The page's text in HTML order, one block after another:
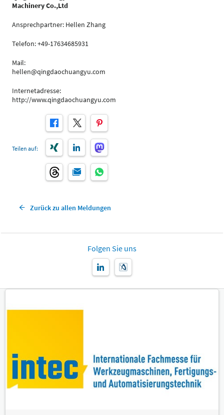
Machinery Co.,Ltd
Ansprechpartner: Hellen Zhang
Telefon: +49-17634685931
Mail:
hellen@qingdaochuangyu.com
Internetadresse:
http://www.qingdaochuangyu.com
Teilen auf:
Zurück zu allen Meldungen
Folgen Sie uns